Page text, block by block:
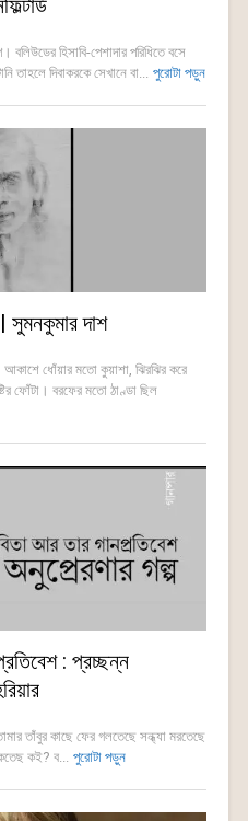
বলিউডের হিসাবি-পেশাদার পরিধিতে বসে
তাহলে দিবাকরকে সেখানে বা... পুরোটা পড়ুন
সুমনকুমার দাশ
ধোঁয়ার মতো কুয়াশা, ঝিরঝির করে
ফোঁটা। বরফের মতো ঠাণ্ডা ছিল
: প্রচ্ছন্ন
তাঁবুর কাছে ফের গলতেছে সন্ধ্যা মরতেছে
কই? ব... পুরোটা পড়ুন